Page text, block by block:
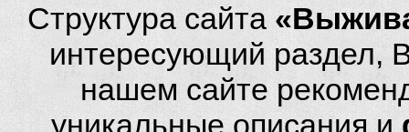
Структура сайта
интересующий раздел,
нашем сайте
уникальные описания и